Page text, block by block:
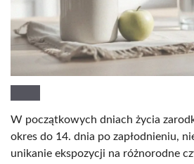
W początkowych dniach życia
okres do 14. dnia po zapłodnieniu,
unikanie ekspozycji na różnorodne